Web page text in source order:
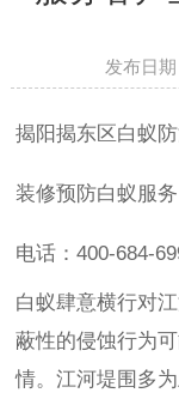
发布日
揭阳揭东区白蚁
装修预防白蚁服
电话：400-684-
白蚁肆意横行对
蔽性的侵蚀行为
情。江河堤围多